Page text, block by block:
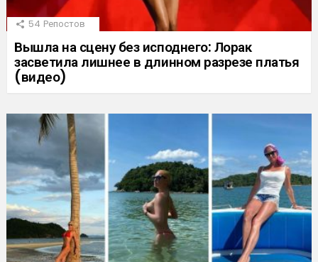
54 Репостов
Вышла на сцену без исподнего: Лорак
засветила лишнее в длинном разрезе платья
(видео)